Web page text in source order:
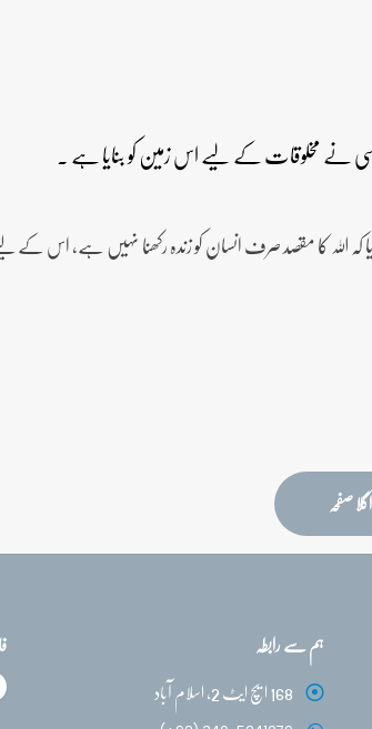
کہ اللہ کا مقصد صرف انسان کو زندہ رکھنا نہیں ہے، اس
اگلا صفحہ
ہم سے رابطہ
168 ایچ ایٹ 2، اسلام آباد